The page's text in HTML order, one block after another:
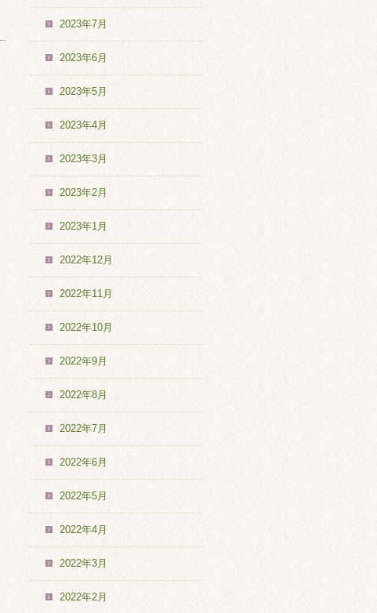
2023年7月
2023年6月
2023年5月
2023年4月
2023年3月
2023年2月
2023年1月
2022年12月
2022年11月
2022年10月
2022年9月
2022年8月
2022年7月
2022年6月
2022年5月
2022年4月
2022年3月
2022年2月